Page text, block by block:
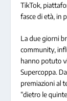
TikTok,
fasce di età, in
La due giorni
community,
hanno potuto
Supercoppa.
premiazioni al
“dietro le